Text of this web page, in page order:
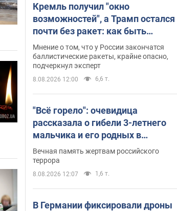
Кремль получил "окно
возможностей", а Трамп остался
почти без ракет: как быть
Украине? Интервью с Мельником
Мнение о том, что у России закончатся
баллистические ракеты, крайне опасно,
подчеркнул эксперт
8.08.2026 12:00 6,6 т.
"Всё горело": очевидица
рассказала о гибели 3-летнего
мальчика и его родных в
результате атаки РФ на Киевскую
область. Видео и фото
Вечная память жертвам российского
террора
8.08.2026 12:07 1,6 т.
В Германии фиксировали дроны